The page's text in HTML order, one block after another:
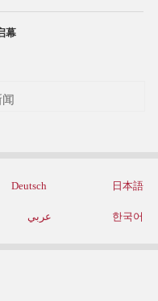
幕
Deutsch 日本語
عربي 한국어